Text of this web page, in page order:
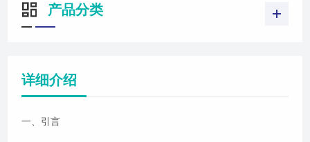
产品分类
详细介绍
一、引言